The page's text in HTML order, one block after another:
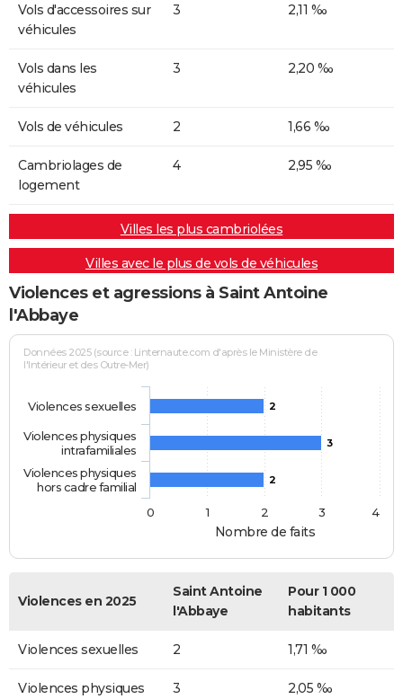
Vols d'accessoires sur
véhicules
3 2,11 ‰
Vols dans les
véhicules
3 2,20 ‰
Vols de véhicules 2 1,66 ‰
Cambriolages de
logement
4 2,95 ‰
Villes les plus cambriolées
Villes avec le plus de vols de véhicules
Violences et agressions à Saint Antoine
l'Abbaye
Nombre de faits
Données 2025 (source : Linternaute.com d'après le Ministère de
l'Intérieur et des Outre-Mer)
2
3
2
Violences sexuelles
Violences physiques
intrafamiliales
Violences physiques
hors cadre familial
0
1 2 3 4
Violences en 2025
Saint Antoine
l'Abbaye
Pour 1 000
habitants
Violences sexuelles 2 1,71 ‰
Violences physiques
3 2,05 ‰